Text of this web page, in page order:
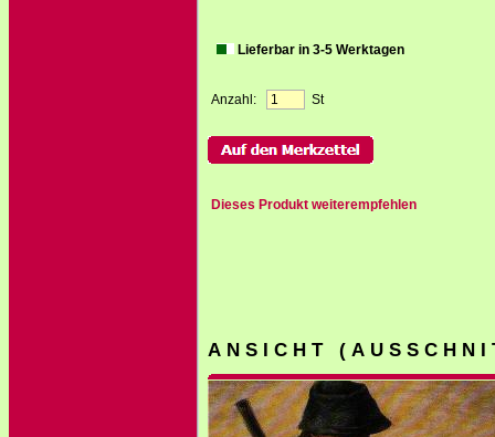
Lieferbar in 3-5 Werktagen
Anzahl: St
Dieses Produkt weiterempfehlen
A N S I C H T ( A U S S C H N